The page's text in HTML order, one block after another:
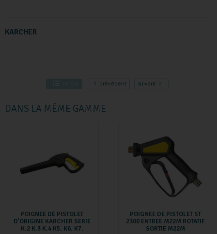
KARCHER
précédent suivant
DANS LA MÊME GAMME
POIGNEE DE PISTOLET
D'ORIGINE KARCHER SERIE
K.2 K.3 K.4 K5. K6. K7.
POIGNEE DE PISTOLET ST
2300 ENTREE M22M ROTATIF
SORTIE M22M